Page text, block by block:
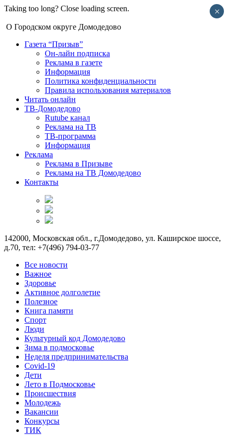
Taking too long? Close loading screen.
О Городском округе Домодедово
Газета “Призыв”
Он-лайн подписка
Реклама в газете
Информация
Политика конфиденциальности
Правила использования материалов
Читать онлайн
ТВ-Домодедово
Rutube канал
Реклама на ТВ
ТВ-программа
Информация
Реклама
Реклама в Призыве
Реклама на ТВ Домодедово
Контакты
142000, Московская обл., г.Домодедово, ул. Каширское шоссе,
д.70, тел: +7(496) 794-03-77
Все новости
Важное
Здоровье
Активное долголетие
Полезное
Книга памяти
Спорт
Люди
Культурный код Домодедово
Зима в подмосковье
Неделя предпринимательства
Covid-19
Дети
Лето в Подмосковье
Происшествия
Молодежь
Вакансии
Конкурсы
ТИК
×